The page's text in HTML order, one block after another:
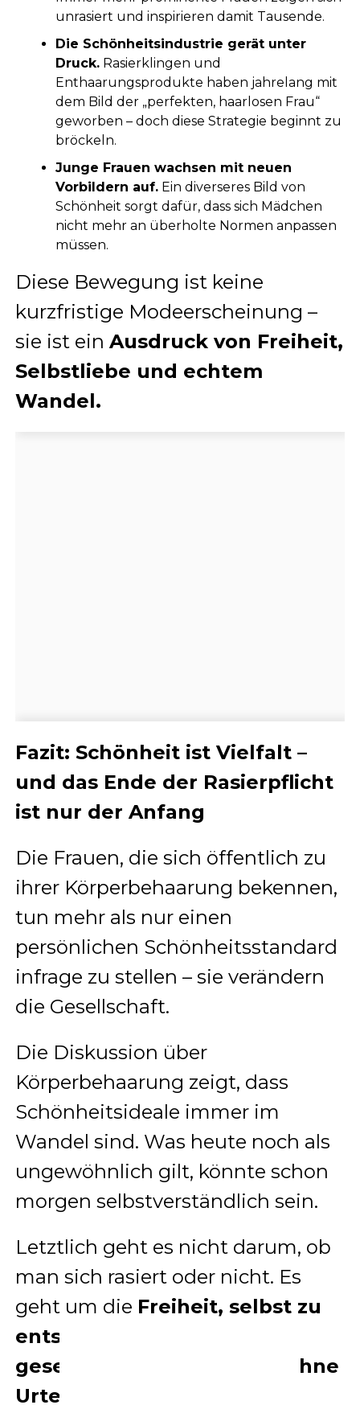
unrasiert und inspirieren damit Tausende.
Die Schönheitsindustrie gerät unter
Druck.Rasierklingen und
Enthaarungsprodukte haben jahrelang mit
dem Bild der „perfekten, haarlosen Frau“
geworben – doch diese Strategie beginnt zu
bröckeln.
Junge Frauen wachsen mit neuen
Vorbildern auf.Ein diverseres Bild von
Schönheit sorgt dafür, dass sich Mädchen
nicht mehr an überholte Normen anpassen
müssen.
Diese Bewegung ist keine
kurzfristige Modeerscheinung –
sie ist ein Ausdruck von Freiheit,
Selbstliebe und echtem
Wandel.
Fazit: Schönheit ist Vielfalt –
und das Ende der Rasierpflicht
ist nur der Anfang
Die Frauen, die sich öffentlich zu
ihrer Körperbehaarung bekennen,
tun mehr als nur einen
persönlichen Schönheitsstandard
infrage zu stellen – sie verändern
die Gesellschaft.
Die Diskussion über
Körperbehaarung zeigt, dass
Schönheitsideale immer im
Wandel sind. Was heute noch als
ungewöhnlich gilt, könnte schon
morgen selbstverständlich sein.
Letztlich geht es nicht darum, ob
man sich rasiert oder nicht. Es
geht um die Freiheit, selbst zu
entscheiden – ohne
gesellschaftlichen Druck, ohne
Urteile, ohne Angst.